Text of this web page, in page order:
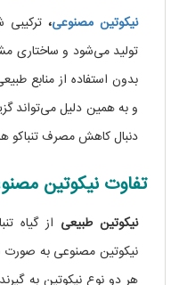
نیکوتین مصنوعی،ترکیبی
تولید می‌شود و ساختاری
بدون استفاده از منابع
و به همین دلیل می‌تواند
دنبال کاهش مصرف تنباکو
تفاوت نیکوتین
نیکوتین طبیعی از گیاه
نیکوتین مصنوعی به صورت
هر دو نوع نیکوتین به